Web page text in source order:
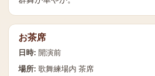
お茶席
日時: 開演前
場所: 歌舞練場内 茶席